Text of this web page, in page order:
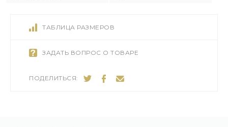
ТАБЛИЦА РАЗМЕРОВ
ЗАДАТЬ ВОПРОС О ТОВАРЕ
ПОДЕЛИТЬСЯ: